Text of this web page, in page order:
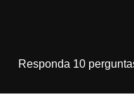
Responda 10